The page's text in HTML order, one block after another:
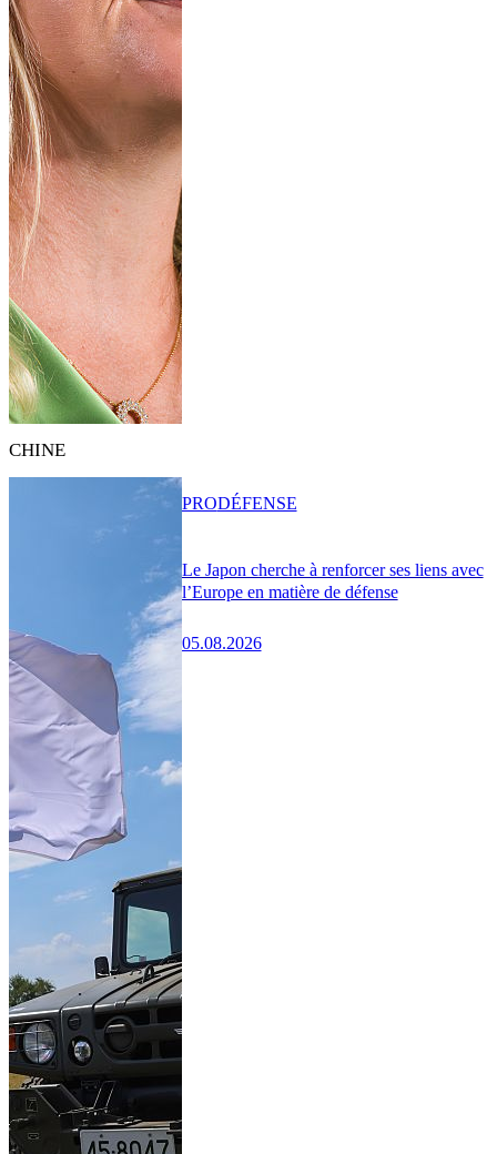
CHINE
Le Japon cherche à renforcer ses liens avec
l’Europe en matière de défense
05.08.2026
PRODÉFENSE